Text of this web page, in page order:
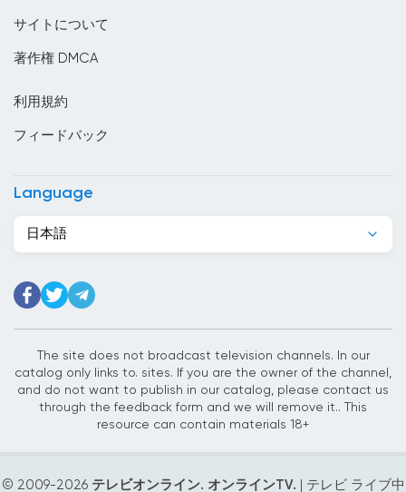
エストニア
エチオピア
オマーン
ガーナ
カーボベルデ
カザフスタン
カナダ
サイトについて
著作権 DMCA
利用規約
フィードバック
Language
日本語
The site does not broadcast television channels. In our
catalog only links to. sites. If you are the owner of the channel,
and do not want to publish in our catalog, please contact us
through the feedback form and we will remove it.. This
resource can contain materials 18+
© 2009-2026 テレビオンライン. オンラインTV. | テレビ ライブ中